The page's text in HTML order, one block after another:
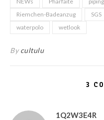
Riemchen-Badeanzug
SGS
waterpolo
wetlook
Bycultulu
3
1Q2W3E4R